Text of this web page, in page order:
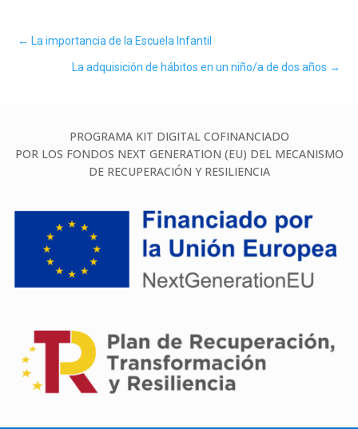
← La importancia de la Escuela Infantil
La adquisición de hábitos en un niño/a de dos años →
PROGRAMA KIT DIGITAL COFINANCIADO
POR LOS FONDOS NEXT GENERATION (EU) DEL MECANISMO
DE RECUPERACIÓN Y RESILIENCIA